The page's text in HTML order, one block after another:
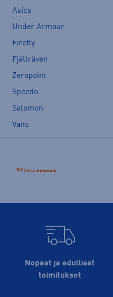
Asics
Under Armour
Firefly
Fjällräven
Zeropoint
Speedo
Salomon
Vans
Nopeat ja edulliset
toimitukset